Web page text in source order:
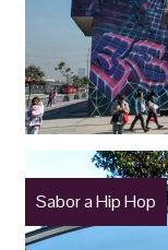
Sabor a Hip Hop